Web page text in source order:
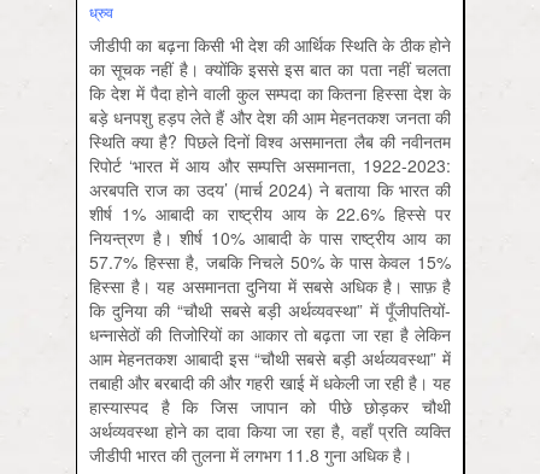
ध्रुव
जीडीपी का बढ़ना किसी भी देश की आर्थिक स्थिति के ठीक होने
का सूचक नहीं है। क्योंकि इससे इस बात का पता नहीं चलता
कि देश में पैदा होने वाली कुल सम्पदा का कितना हिस्सा देश के
बड़े धनपशु हड़प लेते हैं और देश की आम मेहनतकश जनता की
स्थिति क्या है? पिछले दिनों विश्व असमानता लैब की नवीनतम
रिपोर्ट ‘भारत में आय और सम्पत्ति असमानता, 1922-2023:
अरबपति राज का उदय’ (मार्च 2024) ने बताया कि भारत की
शीर्ष 1% आबादी का राष्ट्रीय आय के 22.6% हिस्से पर
नियन्त्रण है। शीर्ष 10% आबादी के पास राष्ट्रीय आय का
57.7% हिस्सा है, जबकि निचले 50% के पास केवल 15%
हिस्सा है। यह असमानता दुनिया में सबसे अधिक है। साफ़ है
कि दुनिया की “चौथी सबसे बड़ी अर्थव्यवस्था” में पूँजीपतियों-
धन्नासेठों की तिजोरियों का आकार तो बढ़ता जा रहा है लेकिन
आम मेहनतकश आबादी इस “चौथी सबसे बड़ी अर्थव्यवस्था” में
तबाही और बरबादी की और गहरी खाई में धकेली जा रही है। यह
हास्यास्पद है कि जिस जापान को पीछे छोड़कर चौथी
अर्थव्यवस्था होने का दावा किया जा रहा है, वहाँ प्रति व्यक्ति
जीडीपी भारत की तुलना में लगभग 11.8 गुना अधिक है।